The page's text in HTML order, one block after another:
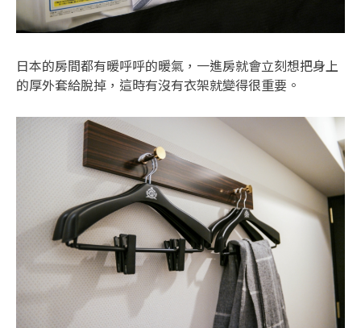
日本的房間都有暖呼呼的暖氣，一進房就會立刻想把身上
的厚外套給脫掉，這時有沒有衣架就變得很重要。